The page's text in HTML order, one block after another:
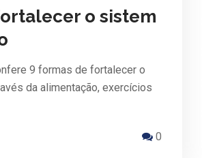
o sistem
9 formas de fortalecer o
da alimentação, exercícios
0